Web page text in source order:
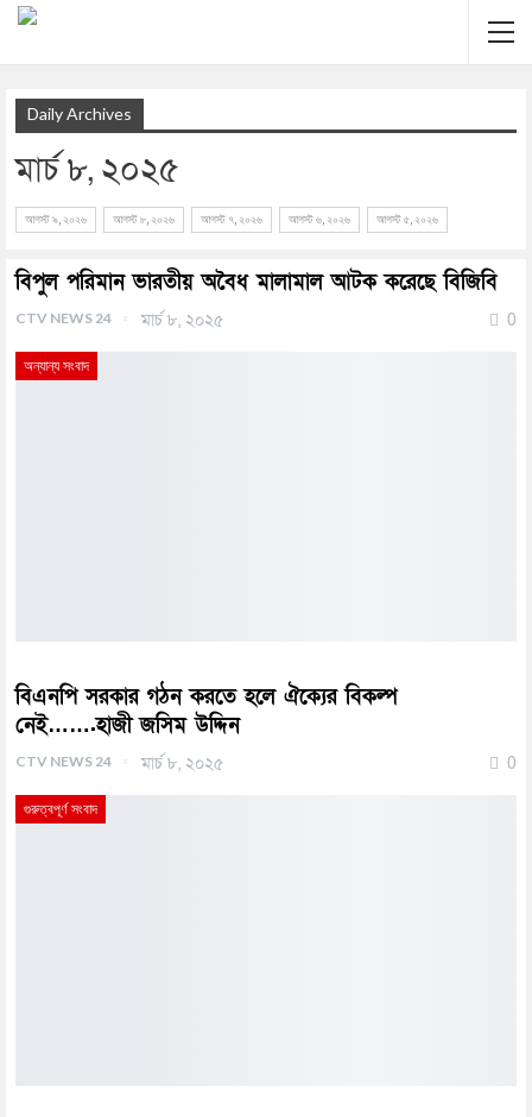
Daily Archives
মার্চ ৮, ২০২৫
আগস্ট ৯, ২০২৬ আগস্ট ৮, ২০২৬ আগস্ট ৭, ২০২৬ আগস্ট ৬, ২০২৬ আগস্ট ৫, ২০২৬
বিপুল পরিমান ভারতীয় অবৈধ মালামাল আটক করেছে বিজিবি
CTV NEWS 24 মার্চ ৮, ২০২৫ 0
অন্যান্য সংবাদ
বিএনপি সরকার গঠন করতে হলে ঐক্যের বিকল্প
নেই…….হাজী জসিম উদ্দিন
CTV NEWS 24 মার্চ ৮, ২০২৫ 0
গুরুত্বপূর্ণ সংবাদ